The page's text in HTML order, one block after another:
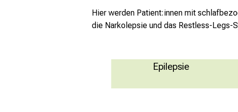
Hier werden Patient:innen mit
die Narkolepsie und das Restless-Legs-
Epilepsie